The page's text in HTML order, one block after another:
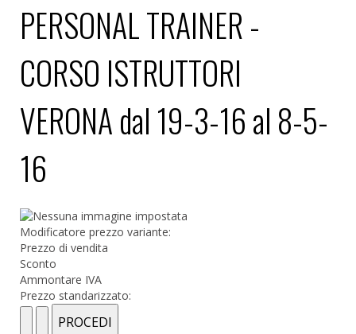
PERSONAL TRAINER -
CORSO ISTRUTTORI
VERONA dal 19-3-16 al 8-5-
16
Modificatore prezzo variante:
Prezzo di vendita
Sconto
Ammontare IVA
Prezzo standarizzato: